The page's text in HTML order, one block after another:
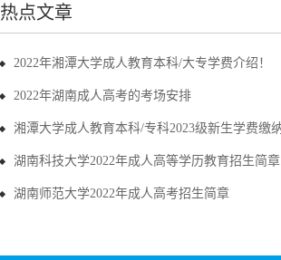
热点文章
2022年湘潭大学成人教育本科/大专学费介绍！
2022年湖南成人高考的考场安排
湘潭大学成人教育本科/专科2023级新生学费缴
湖南科技大学2022年成人高等学历教育招生简章
湖南师范大学2022年成人高考招生简章